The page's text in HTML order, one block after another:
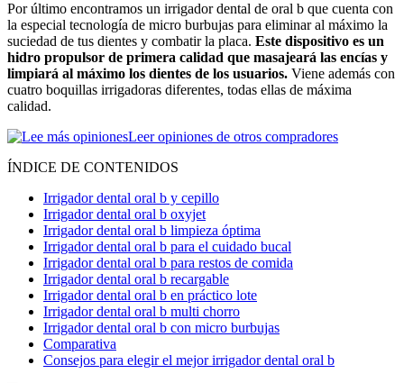
Por último encontramos un irrigador dental de oral b que cuenta con
la especial tecnología de micro burbujas para eliminar al máximo la
suciedad de tus dientes y combatir la placa. Este dispositivo es un
hidro propulsor de primera calidad que masajeará las encías y
limpiará al máximo los dientes de los usuarios. Viene además con
cuatro boquillas irrigadoras diferentes, todas ellas de máxima
calidad.
Leer opiniones de otros compradores
ÍNDICE DE CONTENIDOS
Irrigador dental oral b y cepillo
Irrigador dental oral b oxyjet
Irrigador dental oral b limpieza óptima
Irrigador dental oral b para el cuidado bucal
Irrigador dental oral b para restos de comida
Irrigador dental oral b recargable
Irrigador dental oral b en práctico lote
Irrigador dental oral b multi chorro
Irrigador dental oral b con micro burbujas
Comparativa
Consejos para elegir el mejor irrigador dental oral b